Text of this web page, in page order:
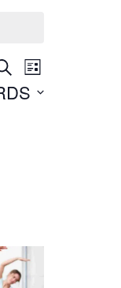
Подія
Views
Navigation
СПИСОК